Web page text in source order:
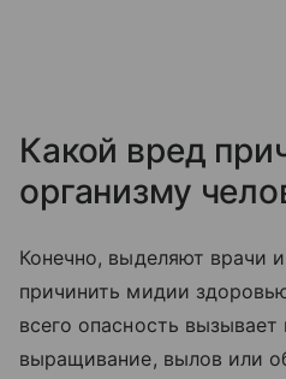
Какой вред
организму
Конечно, выделяют врачи
причинить мидии
всего опасность вызывает
выращивание, вылов или